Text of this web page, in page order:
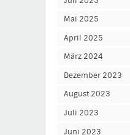
Mai 2025
April 2025
März 2024
Dezember 2023
August 2023
Juli 2023
Juni 2023